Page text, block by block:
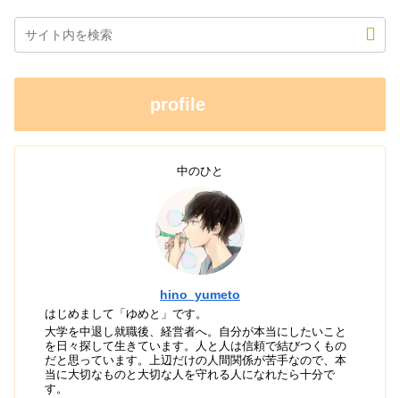
profile
中のひと
hino_yumeto
はじめまして「ゆめと」です。
大学を中退し就職後、経営者へ。自分が本当にしたいこと
を日々探して生きています。人と人は信頼で結びつくもの
だと思っています。上辺だけの人間関係が苦手なので、本
当に大切なものと大切な人を守れる人になれたら十分で
す。